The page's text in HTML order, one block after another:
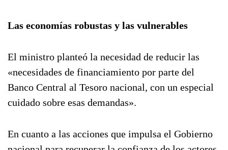
Las economías robustas y las vulnerables
El ministro planteó la necesidad de reducir las
«necesidades de financiamiento por parte del
Banco Central al Tesoro nacional, con un especial
cuidado sobre esas demandas».
En cuanto a las acciones que impulsa el Gobierno